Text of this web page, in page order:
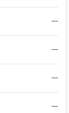
—
—
—
—